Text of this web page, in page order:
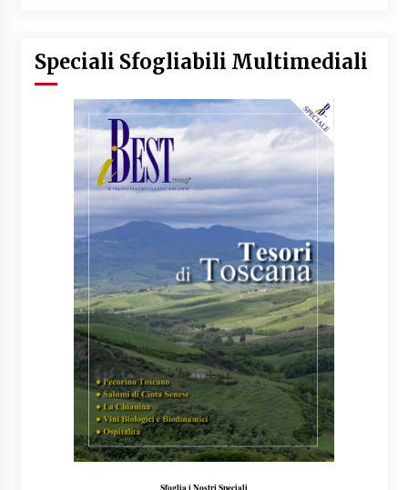
Speciali Sfogliabili Multimediali